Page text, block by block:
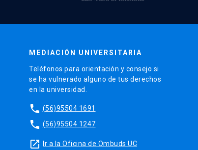
MEDIACIÓN UNIVERSITARIA
Teléfonos para orientación y consejo si
se ha vulnerado alguno de tus derechos
en la universidad.
phone (56)95504 1691
phone (56)95504 1247
launch Ir a la Oficina de Ombuds UC